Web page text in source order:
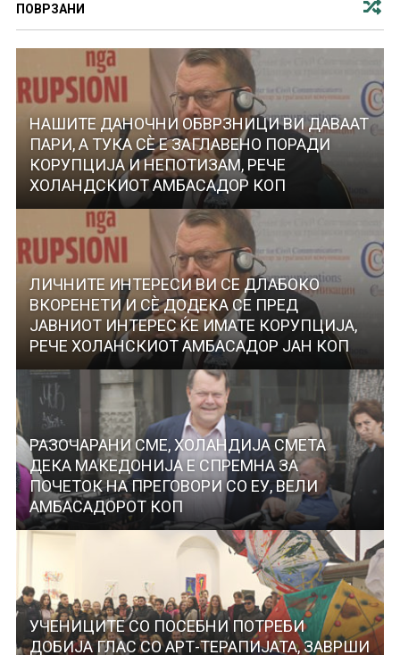
ПОВРЗАНИ
НАШИТЕ ДАНОЧНИ ОБВРЗНИЦИ ВИ ДАВААТ
ПАРИ, А ТУКА СЀ Е ЗАГЛАВЕНО ПОРАДИ
КОРУПЦИЈА И НЕПОТИЗАМ, РЕЧЕ
ХОЛАНДСКИОТ АМБАСАДОР КОП
ЛИЧНИТЕ ИНТЕРЕСИ ВИ СЕ ДЛАБОКО
ВКОРЕНЕТИ И СЀ ДОДЕКА СЕ ПРЕД
ЈАВНИОТ ИНТЕРЕС ЌЕ ИМАТЕ КОРУПЦИЈА,
РЕЧЕ ХОЛАНСКИОТ АМБАСАДОР ЈАН КОП
РАЗОЧАРАНИ СМЕ, ХОЛАНДИЈА СМЕТА
ДЕКА МАКЕДОНИЈА Е СПРЕМНА ЗА
ПОЧЕТОК НА ПРЕГОВОРИ СО ЕУ, ВЕЛИ
АМБАСАДОРОТ КОП
УЧЕНИЦИТЕ СО ПОСЕБНИ ПОТРЕБИ
ДОБИЈА ГЛАС СО АРТ-ТЕРАПИЈАТА, ЗАВРШИ